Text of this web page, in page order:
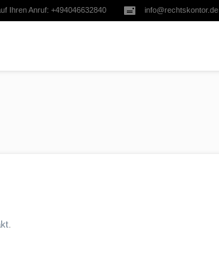
Ihren Anruf: +494046632840 info@rechtskontor.de
.